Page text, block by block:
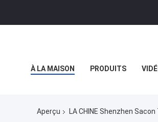
À LA MAISON PRODUITS
Aperçu LA CHINE Shenzhen